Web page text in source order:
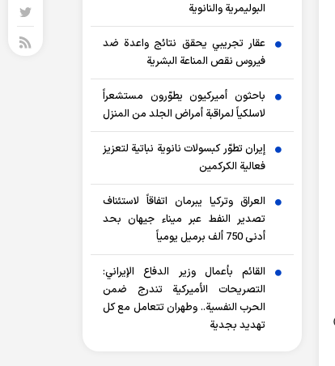
البوليمرية والنانوية
عقار تجريبي يحقق نتائج واعدة ضد
فيروس نقص المناعة البشرية
باحثون أميركيون يطوّرون مستشعراً
لاسلكياً لمراقبة أمراض الجلد من المنزل
إيران تطوّر كبسولات نانوية نباتية لتعزيز
فعالية الكركمين
العراق وتركيا يبرمان اتفاقاً لاستئناف
تصدير النفط عبر ميناء جيهان بحد
أدنى 750 ألف برميل يومياً
القائم بأعمال وزير الدفاع الإيراني:
التصريحات الأميركية تندرج ضمن
الحرب النفسية.. وطهران تتعامل مع كل
تهديد بجدية